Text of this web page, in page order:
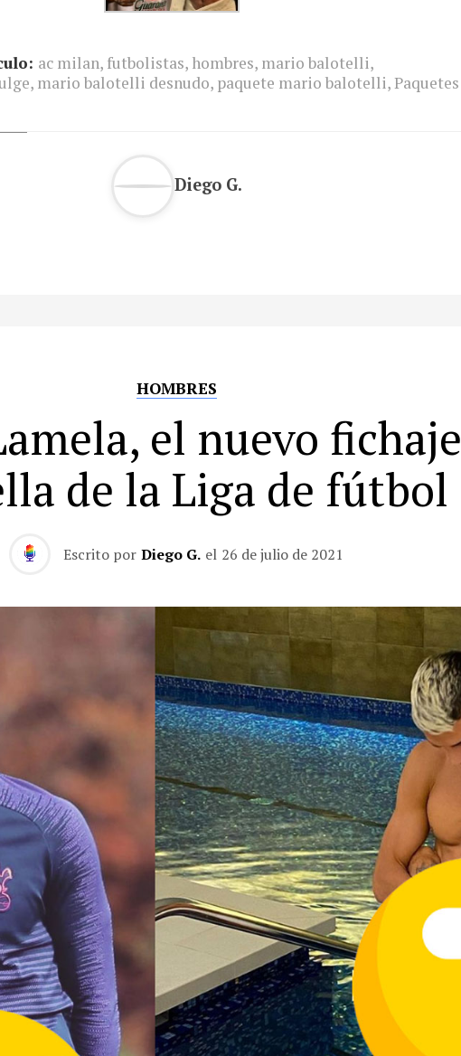
ac milan, futbolistas, hombres, mario balotelli,
, mario balotelli desnudo, paquete mario balotelli,Paquetes
Diego G.
HOMBRES
el nuevo fichaje
de la Liga de fútbol
Escrito por Diego G. el 26 de julio de 2021